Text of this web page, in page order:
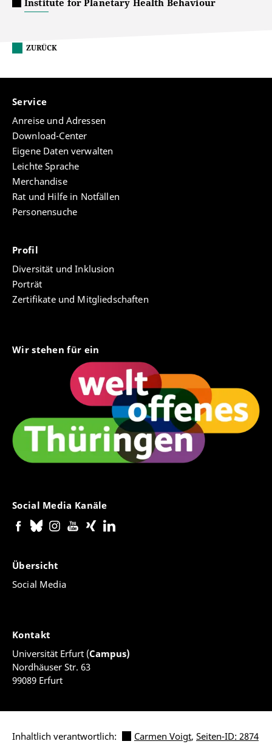
ZURÜCK
Service
Anreise und Adressen
Download-Center
Eigene Daten verwalten
Leichte Sprache
Merchandise
Rat und Hilfe in Notfällen
Personensuche
Profil
Diversität und Inklusion
Porträt
Zertifikate und Mitgliedschaften
Wir stehen für ein
Social Media Kanäle
Übersicht
Social Media
Kontakt
Universität Erfurt (Campus)
Nordhäuser Str. 63
99089 Erfurt
Inhaltlich verantwortlich: Carmen Voigt, Seiten-ID: 2874